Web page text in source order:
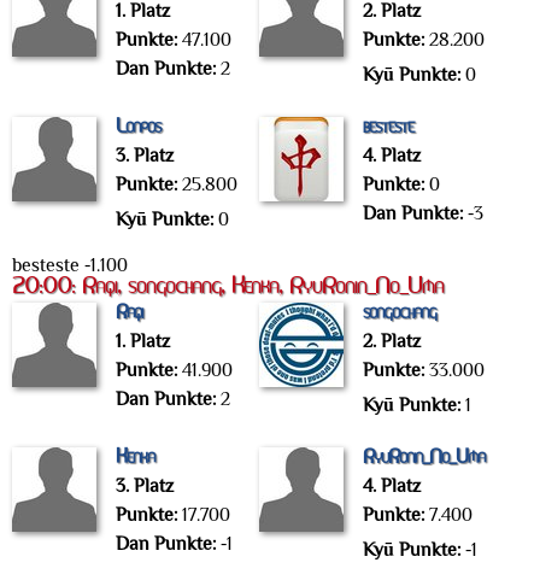
1. Platz
Punkte: 47.100
Dan Punkte: 2
2. Platz
Punkte: 28.200
Kyū Punkte: 0
Lonpos
3. Platz
Punkte: 25.800
Kyū Punkte: 0
besteste
4. Platz
Punkte: 0
Dan Punkte: -3
besteste -1.100
20:00: Raqi, songochang, Kenka, RyuRonin_No_Uma
Raqi
1. Platz
Punkte: 41.900
Dan Punkte: 2
songochang
2. Platz
Punkte: 33.000
Kyū Punkte: 1
Kenka
3. Platz
Punkte: 17.700
Dan Punkte: -1
RyuRonin_No_Uma
4. Platz
Punkte: 7.400
Kyū Punkte: -1